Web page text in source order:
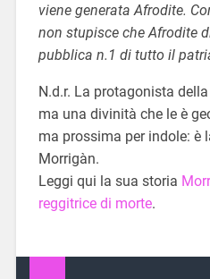
viene generata Afrodite.
non stupisce che Afrodite
pubblica n.1 di tutto il
N.d.r. La protagonista
ma una divinità che le è
ma prossima per indole: è
Morrigàn.
Leggi qui la sua storia
reggitrice di morte.